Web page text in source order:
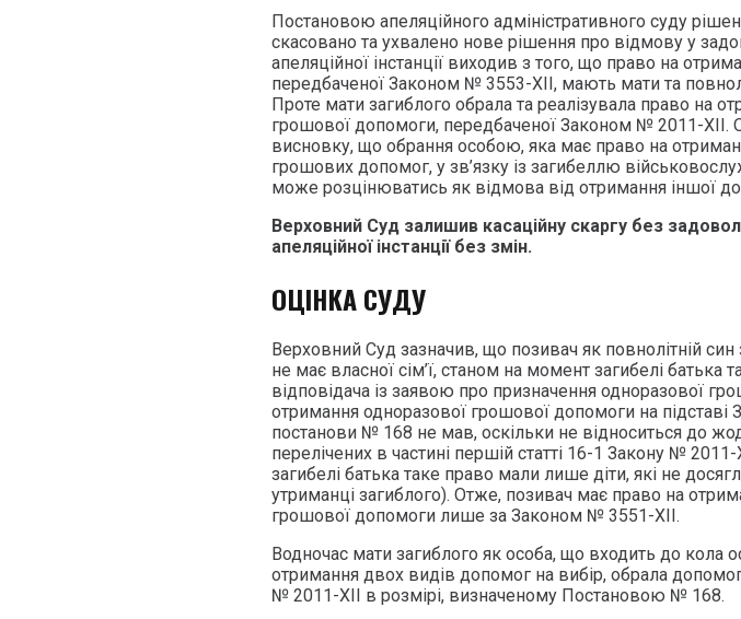
Постановою апеляційного адміністративного суду
скасовано та ухвалено нове рішення про відмову у
апеляційної інстанції виходив з того, що право на
передбаченої Законом № 3553-ХІІ, мають мати та
Проте мати загиблого обрала та реалізувала право на
грошової допомоги, передбаченої Законом № 2011-ХІІ.
висновку, що обрання особою, яка має право на
грошових допомог, у зв’язку із загибеллю
може розцінюватись як відмова від отримання іншої
Верховний Суд залишив касаційну скаргу без
апеляційної інстанції без змін.
ОЦІНКА СУДУ
Верховний Суд зазначив, що позивач як повнолітній син
не має власної сім’ї, станом на момент загибелі батька
відповідача із заявою про призначення одноразової
отримання одноразової грошової допомоги на
постанови № 168 не мав, оскільки не відноситься до
перелічених в частині першій статті 16-1 Закону №
загибелі батька таке право мали лише діти, які не
утриманці загиблого). Отже, позивач має право на
грошової допомоги лише за Законом № 3551-XII.
Водночас мати загиблого як особа, що входить до кола
отримання двох видів допомог на вибір, обрала
№ 2011-XII в розмірі, визначеному Постановою № 168.